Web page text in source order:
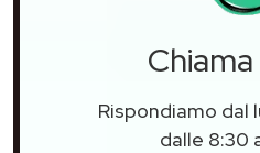
Rispondiamo dal
dalle 8:30